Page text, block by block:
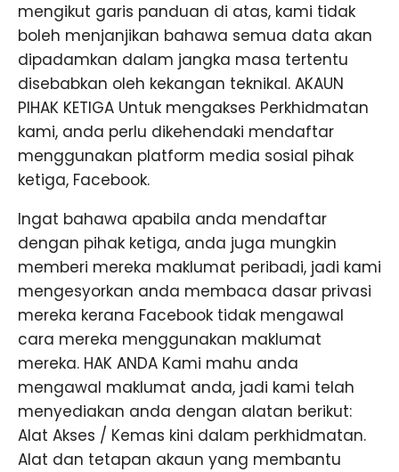
mengikut garis panduan di atas, kami tidak
boleh menjanjikan bahawa semua data akan
dipadamkan dalam jangka masa tertentu
disebabkan oleh kekangan teknikal. AKAUN
PIHAK KETIGA Untuk mengakses Perkhidmatan
kami, anda perlu dikehendaki mendaftar
menggunakan platform media sosial pihak
ketiga, Facebook.
Ingat bahawa apabila anda mendaftar
dengan pihak ketiga, anda juga mungkin
memberi mereka maklumat peribadi, jadi kami
mengesyorkan anda membaca dasar privasi
mereka kerana Facebook tidak mengawal
cara mereka menggunakan maklumat
mereka. HAK ANDA Kami mahu anda
mengawal maklumat anda, jadi kami telah
menyediakan anda dengan alatan berikut:
Alat Akses / Kemas kini dalam perkhidmatan.
Alat dan tetapan akaun yang membantu